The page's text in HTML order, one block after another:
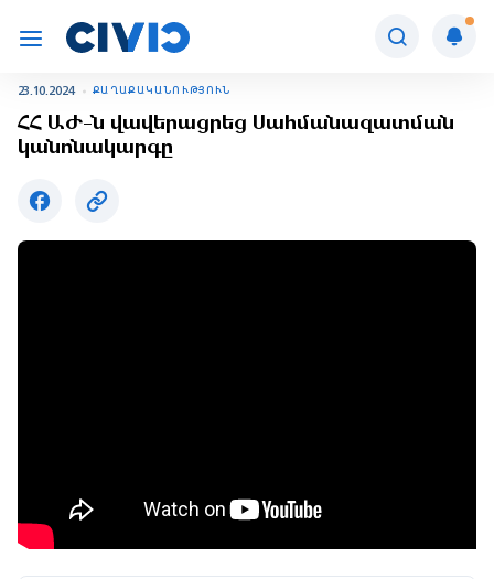
23.10.2024 ՔԱՂԱՔԱԿԱՆՈՒԹՅՈՒՆ
ՀՀ ԱԺ-ն վավերացրեց Սահմանազատման
կանոնակարգը